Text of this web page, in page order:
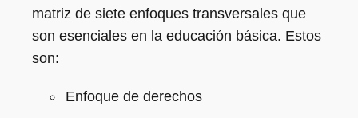
matriz de siete enfoques transversales que
son esenciales en la educación básica. Estos
son:
Enfoque de derechos